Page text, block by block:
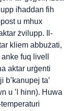
iħaddan fih
u mhux
żvilupp. Il-
kliem abbużati,
fuq livell
aktar urġenti
ta’
u ’l hinn). Huwa